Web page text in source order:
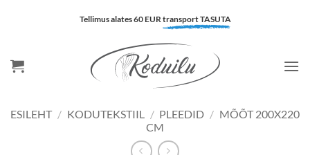
Tellimus alates 60 EUR transport TASUTA
ESILEHT / KODUTEKSTIIL / PLEEDID / MÕÕT 200X220
CM